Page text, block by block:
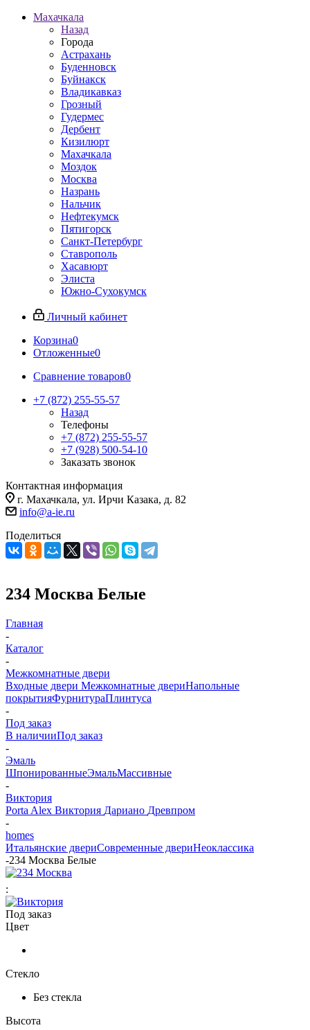
Махачкала
Назад
Города
Астрахань
Буденновск
Буйнакск
Владикавказ
Грозный
Гудермес
Дербент
Кизилюрт
Махачкала
Моздок
Москва
Назрань
Нальчик
Нефтекумск
Пятигорск
Санкт-Петербург
Ставрополь
Хасавюрт
Элиста
Южно-Сухокумск
Личный кабинет
Корзина0
Отложенные0
Сравнение товаров0
+7 (872) 255-55-57
Назад
Телефоны
+7 (872) 255-55-57
+7 (928) 500-54-10
Заказать звонок
Контактная информация
г. Махачкала, ул. Ирчи Казака, д. 82
info@a-ie.ru
Поделиться
234 Москва Белые
Главная
-
Каталог
-
Межкомнатные двери
Входные двери Межкомнатные двериНапольные
покрытияФурнитураПлинтуса
-
Под заказ
В наличииПод заказ
-
Эмаль
ШпонированныеЭмальМассивные
-
Виктория
Porta Alex Виктория Дариано Древпром
-
homes
Итальянские двериСовременные двериНеоклассика
-234 Москва Белые
:
Под заказ
Цвет
Стекло
Без стекла
Высота